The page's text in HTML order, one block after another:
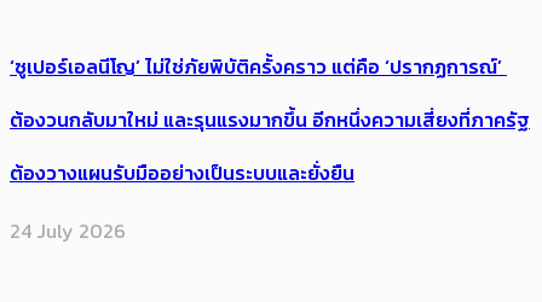
‘ซูเปอร์เอลนีโญ’ ไม่ใช่ภัยพิบัติครั้งคราว แต่คือ ‘ปรากฏการณ์’ ​
ต้อง​วนกลับมาใหม่ และรุนแรงมากขึ้น อีกหนึ่งความเสี่ยงที่ภาครัฐ
ต้องวางแผนรับมืออย่างเป็นระบบและยั่งยืน
24 July 2026